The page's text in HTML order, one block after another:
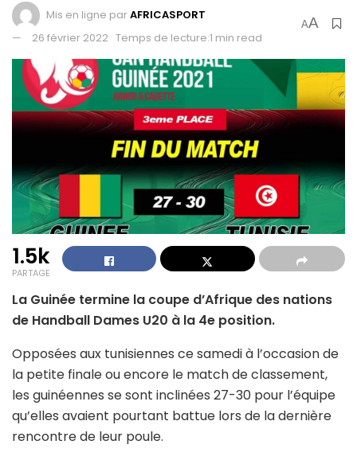
Mis en ligne parAFRICASPORT
26 février 2022 Temps de lecture:1 min read
AA
1.5k
PARTAGE
La Guinée termine la coupe d’Afrique des nations
de Handball Dames U20 à la 4e position.
Opposées aux tunisiennes ce samedi à l’occasion de
la petite finale ou encore le match de classement,
les guinéennes se sont inclinées 27-30 pour l’équipe
qu’elles avaient pourtant battue lors de la dernière
rencontre de leur poule.